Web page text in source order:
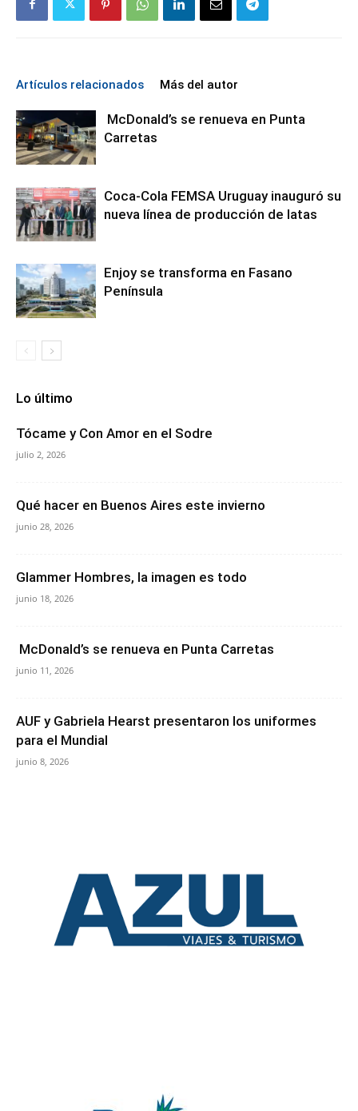
Artículos relacionados Más del autor
McDonald’s se renueva en Punta
Carretas
Coca-Cola FEMSA Uruguay inauguró su
nueva línea de producción de latas
Enjoy se transforma en Fasano
Península
Lo último
Tócame y Con Amor en el Sodre
julio 2, 2026
Qué hacer en Buenos Aires este invierno
junio 28, 2026
Glammer Hombres, la imagen es todo
junio 18, 2026
McDonald’s se renueva en Punta Carretas
junio 11, 2026
AUF y Gabriela Hearst presentaron los uniformes
para el Mundial
junio 8, 2026